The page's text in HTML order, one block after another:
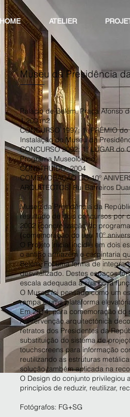
HOME ATELIER
Museu da Presidência
Palácio de Belém, Praça Afonso
1.200 m2
CONCURSO 1997: 1º PRÉMIO
Instalação do Museu da
CONCURSO 2002: 1º LUGAR
Programa Museológico
CONSTRUÍDO: 2004
COMEMORAÇÃO DO 10º
ARQUITECTOS: Rui Barreiros
Museu da Presidência da
resultado de dois concursos por
2002 (concretização do
(comemoração do seu 10º
O Projeto inicial incidiu em dois
o antigo armazém e carpintaria
Belém. Foi uma forma de
desvitalizado. Destes espaços
escala adequada à sua nova
O Museu foi pensado como um
rampa e uma plataforma
Em 2014, para comemoração do
A intervenção arquitectónica
retratos dos Presidentes da
substituição do sistema de
touchscreens para informação
reutilizando as estruturas
solução também aplicada na
O Design do conjunto privilegiou
princípios de reduzir, reutilizar,
Fotógrafos: FG+SG